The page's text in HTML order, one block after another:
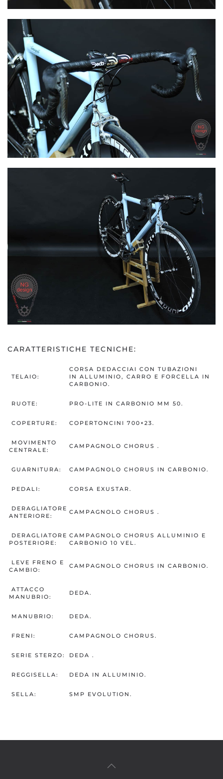
CARATTERISTICHE TECNICHE:
TELAIO:
CORSA DEDACCIAI CON TUBAZIONI
IN ALLUMINIO, CARRO E FORCELLA IN
CARBONIO.
RUOTE: PRO-LITE IN CARBONIO MM 50.
COPERTURE: COPERTONCINI 700×23.
MOVIMENTO
CENTRALE:
CAMPAGNOLO CHORUS .
GUARNITURA: CAMPAGNOLO CHORUS IN CARBONIO.
PEDALI: CORSA EXUSTAR.
DERAGLIATORE
ANTERIORE:
CAMPAGNOLO CHORUS .
DERAGLIATORE
POSTERIORE:
CAMPAGNOLO CHORUS ALLUMINIO E
CARBONIO 10 VEL.
LEVE FRENO E
CAMBIO:
CAMPAGNOLO CHORUS IN CARBONIO.
ATTACCO
MANUBRIO:
DEDA.
MANUBRIO: DEDA.
FRENI: CAMPAGNOLO CHORUS.
SERIE STERZO: DEDA .
REGGISELLA: DEDA IN ALLUMINIO.
SELLA: SMP EVOLUTION.